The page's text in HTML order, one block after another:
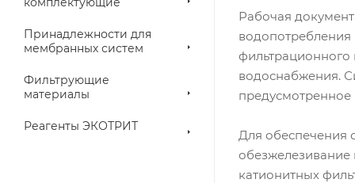
Принадлежности для
мембранных систем
Фильтрующие
материалы
Реагенты ЭКОТРИТ
Рабочая
фильтрационного
водоснабжения.
Для обеспечения
обезжелезивание
катионитных